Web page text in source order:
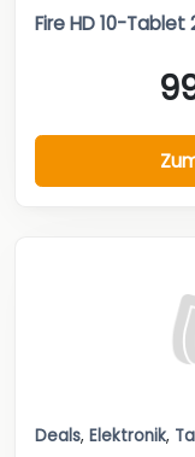
Fire HD 10-Tablet
Deals, Elektronik,